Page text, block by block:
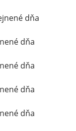
dňa
dňa
dňa
dňa
dňa